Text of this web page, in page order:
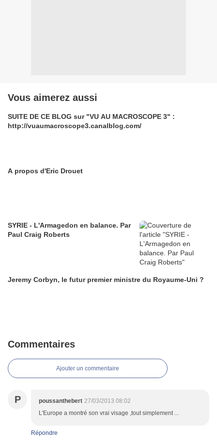
Vous aimerez aussi
SUITE DE CE BLOG sur "VU AU MACROSCOPE 3" :
http://vuaumacroscope3.canalblog.com/
A propos d'Eric Drouet
SYRIE - L'Armagedon en balance. Par
Paul Craig Roberts
Jeremy Corbyn, le futur premier ministre du Royaume-Uni ?
Commentaires
Ajouter un commentaire
P poussanthebert 27/03/2013 08:02
L'Europe a montré son vrai visage ,tout simplement ...
Répondre